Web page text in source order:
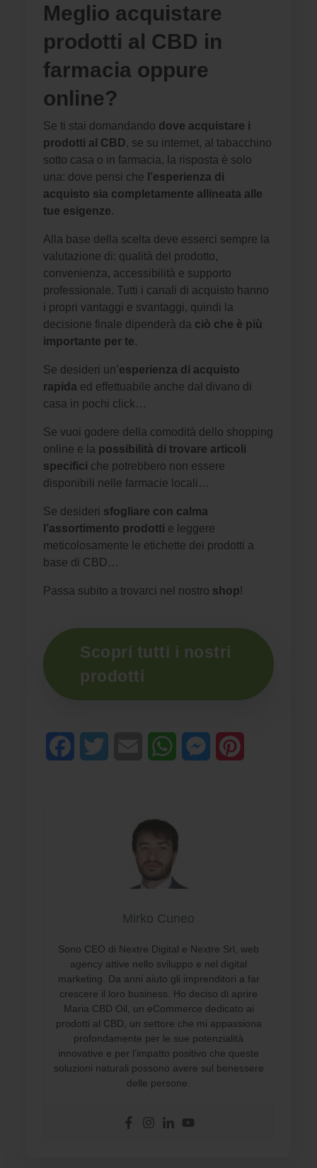
Meglio acquistare
prodotti al CBD in
farmacia oppure
online?
Se ti stai domandando dove acquistare i
prodotti al CBD, se su internet, al tabacchino
sotto casa o in farmacia, la risposta è solo
una: dove pensi che l’esperienza di
acquisto sia completamente allineata alle
tue esigenze.
Alla base della scelta deve esserci sempre la
valutazione di: qualità del prodotto,
convenienza, accessibilità e supporto
professionale. Tutti i canali di acquisto hanno
i propri vantaggi e svantaggi, quindi la
decisione finale dipenderà da ciò che è più
importante per te.
Se desideri un’esperienza di acquisto
rapida ed effettuabile anche dal divano di
casa in pochi click…
Se vuoi godere della comodità dello shopping
online e la possibilità di trovare articoli
specifici che potrebbero non essere
disponibili nelle farmacie locali…
Se desideri sfogliare con calma
l’assortimento prodotti e leggere
meticolosamente le etichette dei prodotti a
base di CBD…
Passa subito a trovarci nel nostro shop!
Scopri tutti i nostri
prodotti
Facebook Email WhatsAppMessenger
Mirko Cuneo
Sono CEO di Nextre Digital e Nextre Srl, web
agency attive nello sviluppo e nel digital
marketing. Da anni aiuto gli imprenditori a far
crescere il loro business. Ho deciso di aprire
Maria CBD Oil, un eCommerce dedicato ai
prodotti al CBD, un settore che mi appassiona
profondamente per le sue potenzialità
innovative e per l’impatto positivo che queste
soluzioni naturali possono avere sul benessere
delle persone.